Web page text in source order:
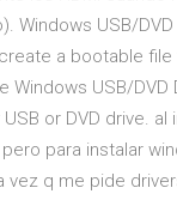
Windows USB/
a bootable file
USB/
or DVD drive.
para instalar
q me pide